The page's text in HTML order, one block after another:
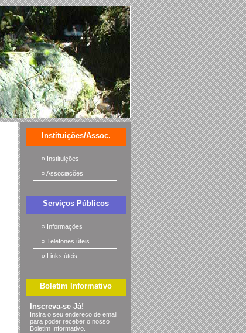
Instituições/Assoc.
» Instituições
» Associações
Serviços Públicos
» Informações
» Telefones úteis
» Links úteis
Boletim Informativo
Inscreva-se Já!
Insira o seu endereço de email
para poder receber o nosso
Boletim Informativo.